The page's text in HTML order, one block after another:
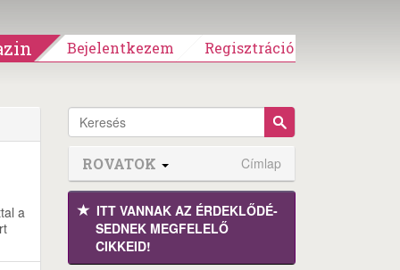
Bejelentkezem Regisztráció
a
ROVATOK Címlap
ITT VANNAK AZ ÉRDEK­LŐDÉ­
SEDNEK MEGFE­LELŐ
CIKKEID!